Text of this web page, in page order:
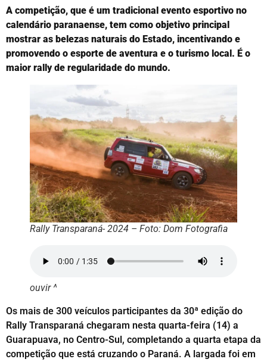
A competição, que é um tradicional evento esportivo no
calendário paranaense, tem como objetivo principal
mostrar as belezas naturais do Estado, incentivando e
promovendo o esporte de aventura e o turismo local. É o
maior rally de regularidade do mundo.
Rally Transparaná- 2024 – Foto: Dom Fotografia
ouvir ^
Os mais de 300 veículos participantes da 30ª edição do
Rally Transparaná chegaram nesta quarta-feira (14) a
Guarapuava, no Centro-Sul, completando a quarta etapa da
competição que está cruzando o Paraná. A largada foi em